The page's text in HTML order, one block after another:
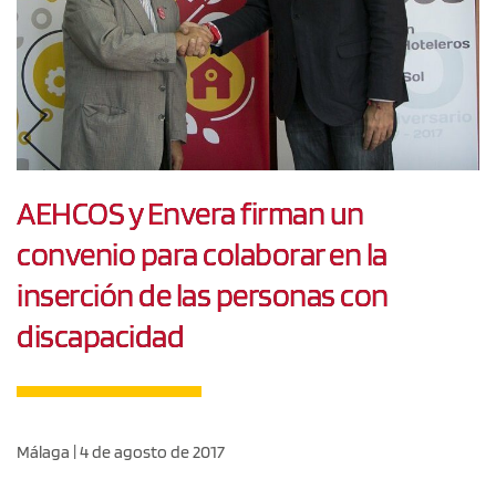
AEHCOS y Envera firman un
convenio para colaborar en la
inserción de las personas con
discapacidad
Málaga | 4 de agosto de 2017